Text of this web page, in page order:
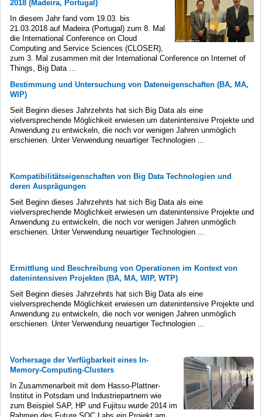
2018 (Madeira, Portugal)
In diesem Jahr fand vom 19.03. bis
21.03.2018 auf Madeira (Portugal) zum 8. Mal
die International Conference on Cloud
Computing and Service Sciences (CLOSER),
zum 3. Mal zusammen mit der International Conference on Internet of
Things, Big Data ...
Bestimmung und Untersuchung von Dateneigenschaften (BA, MA,
WIP)
Seit Beginn dieses Jahrzehnts hat sich Big Data als eine
vielversprechende Möglichkeit erwiesen um datenintensive Projekte und
Anwendung zu entwickeln, die noch vor wenigen Jahren unmöglich
erschienen. Unter Verwendung neuartiger Technologien ...
Kompatibilitätseigenschaften von Big Data Technologien und
deren Ausprägungen
Seit Beginn dieses Jahrzehnts hat sich Big Data als eine
vielversprechende Möglichkeit erwiesen um datenintensive Projekte und
Anwendung zu entwickeln, die noch vor wenigen Jahren unmöglich
erschienen. Unter Verwendung neuartiger Technologien ...
Ermittlung und Beschreibung von Operationen im Kontext von
datenintensiven Projekten (BA, MA, WIP, WTP)
Seit Beginn dieses Jahrzehnts hat sich Big Data als eine
vielversprechende Möglichkeit erwiesen um datenintensive Projekte und
Anwendung zu entwickeln, die noch vor wenigen Jahren unmöglich
erschienen. Unter Verwendung neuartiger Technologien ...
Vorhersage der Verfügbarkeit eines In-
Memory-Computing-Clusters
In Zusammenarbeit mit dem Hasso-Plattner-
Institut in Potsdam und Industriepartnern wie
zum Beispiel SAP, HP und Fujitsu wurde 2014 im